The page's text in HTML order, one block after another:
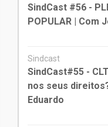
SindCast #56 -
POPULAR | Com
Sindcast
SindCast#55 -
nos seus
Eduardo